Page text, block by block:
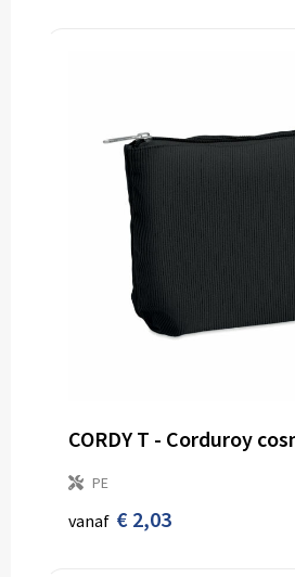
CORDY T - Corduroy
PE
vanaf € 2,03